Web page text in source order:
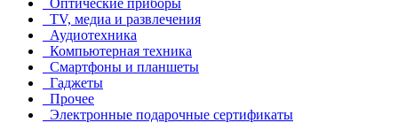
Оптические приборы
TV, медиа и развлечения
Аудиотехника
Компьютерная техника
Смартфоны и планшеты
Гаджеты
Прочее
Электронные подарочные сертификаты